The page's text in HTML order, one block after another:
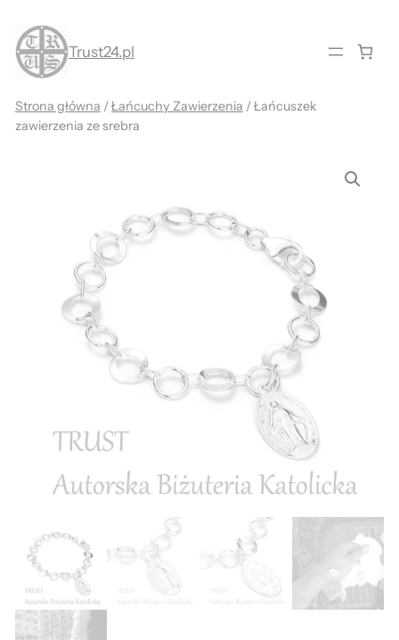
do
treści
Trust24.pl
Strona główna /Łańcuchy Zawierzenia / Łańcuszek
zawierzenia ze srebra